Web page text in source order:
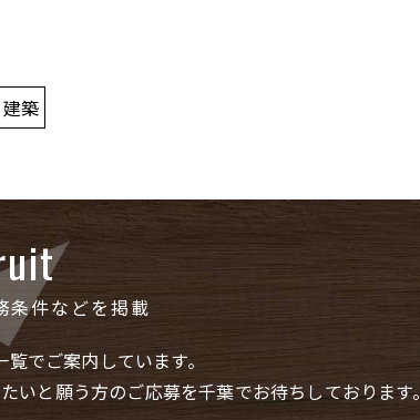
建築
条件などを掲載
でご案内しています。
と願う方のご応募を千葉でお待ちしております。